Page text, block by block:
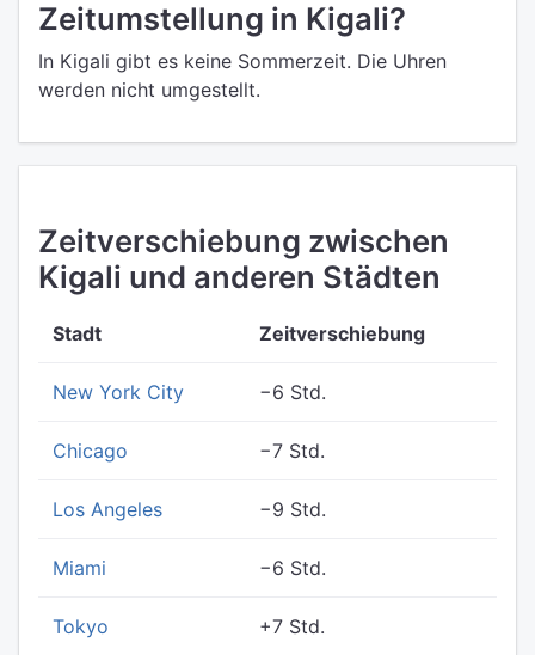
Zeitumstellung in Kigali?
In Kigali gibt es keine Sommerzeit. Die Uhren
werden nicht umgestellt.
Zeitverschiebung zwischen
Kigali und anderen Städten
Stadt Zeitverschiebung
New York City −6 Std.
Chicago −7 Std.
Los Angeles −9 Std.
Miami −6 Std.
Tokyo +7 Std.